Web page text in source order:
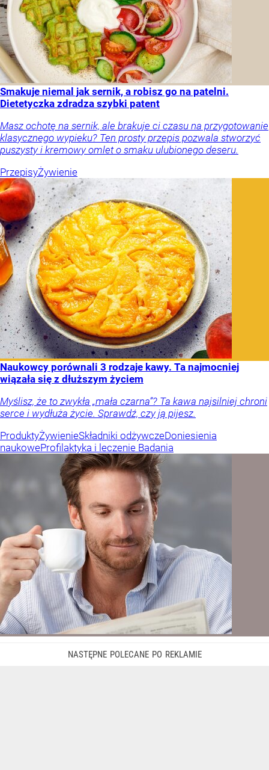
Smakuje niemal jak sernik, a robisz go na patelni.
Dietetyczka zdradza szybki patent
Masz ochotę na sernik, ale brakuje ci czasu na przygotowanie
klasycznego wypieku? Ten prosty przepis pozwala stworzyć
puszysty i kremowy omlet o smaku ulubionego deseru.
PrzepisyŻywienie
Naukowcy porównali 3 rodzaje kawy. Ta najmocniej
wiązała się z dłuższym życiem
Myślisz, że to zwykła „mała czarna”? Ta kawa najsilniej chroni
serce i wydłuża życie. Sprawdź, czy ją pijesz.
ProduktyŻywienieSkładniki odżywczeDoniesienia
naukoweProfilaktyka i leczenie Badania